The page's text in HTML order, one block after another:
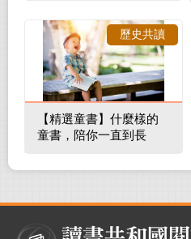
【精選童書】什麼樣的
童書，陪你一直到長
歷史共讀